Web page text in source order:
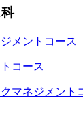
メントコース
コース
マネジメント